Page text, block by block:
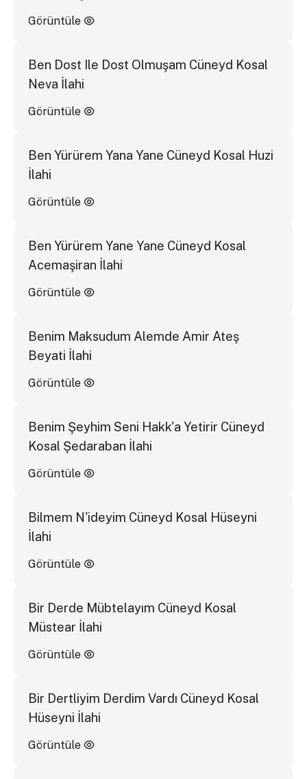
Görüntüle
Ben Dost Ile Dost Olmuşam Cüneyd Kosal
Neva İlahi
Görüntüle
Ben Yürürem Yana Yane Cüneyd Kosal Huzi
İlahi
Görüntüle
Ben Yürürem Yane Yane Cüneyd Kosal
Acemaşiran İlahi
Görüntüle
Benim Maksudum Alemde Amir Ateş
Beyati İlahi
Görüntüle
Benim Şeyhim Seni Hakk'a Yetirir Cüneyd
Kosal Şedaraban İlahi
Görüntüle
Bilmem N'ideyim Cüneyd Kosal Hüseyni
İlahi
Görüntüle
Bir Derde Mübtelayım Cüneyd Kosal
Müstear İlahi
Görüntüle
Bir Dertliyim Derdim Vardı Cüneyd Kosal
Hüseyni İlahi
Görüntüle